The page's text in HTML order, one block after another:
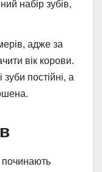
набір зубів,
адже за
вік корови.
постійні, а
починають